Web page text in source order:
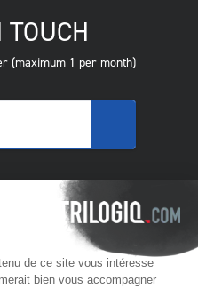
(maximum 1 per month)